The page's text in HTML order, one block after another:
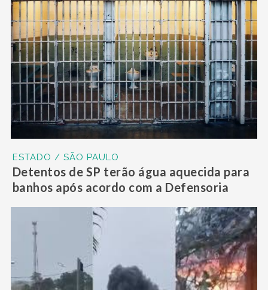
ESTADO / SÃO PAULO
Detentos de SP terão água aquecida para
banhos após acordo com a Defensoria